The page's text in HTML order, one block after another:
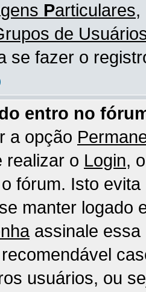
Particulares,
de
se fazer o
entro no
a opção
o Login,
fórum. Isto
manter
assinale essa
usuários, ou